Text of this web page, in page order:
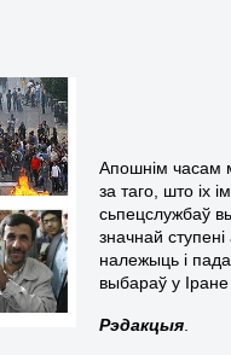
Апошнім часам
за таго, што іх
сьпецслужбаў
значнай
належыць і
выбараў у
Рэдакцыя